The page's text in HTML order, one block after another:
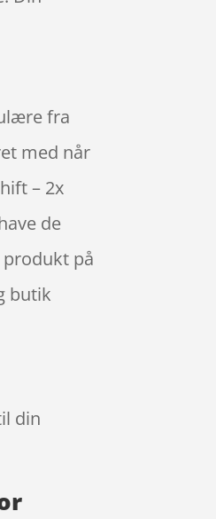
fra
med når
– 2x
de
på
butik
din